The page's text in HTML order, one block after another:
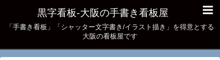
黒字看板‐大阪の手書き看板屋
「手書き看板」「シャッター文字書き/イラスト描き」を得意とする
大阪の看板屋です